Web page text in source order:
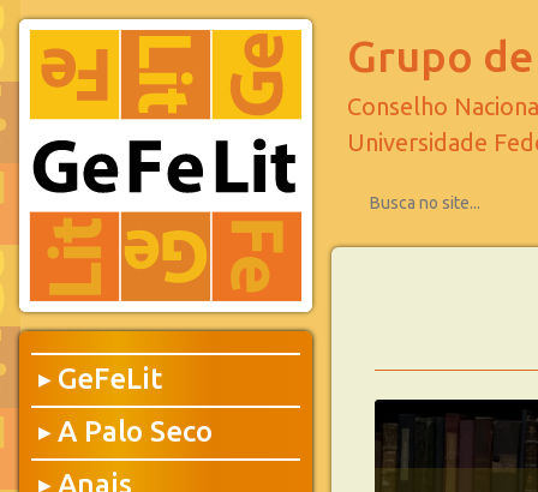
▶ GeFeLit
▶ A Palo Seco
▶ Anais
Grupo
Conselho
Universidade